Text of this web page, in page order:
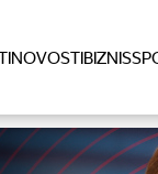
NOVOSTIBIZNIS